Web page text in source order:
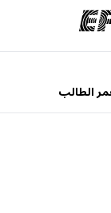
الطالب